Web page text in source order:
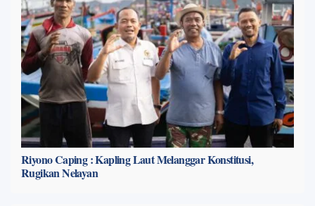
Riyono Caping : Kapling Laut Melanggar Konstitusi,
Rugikan Nelayan